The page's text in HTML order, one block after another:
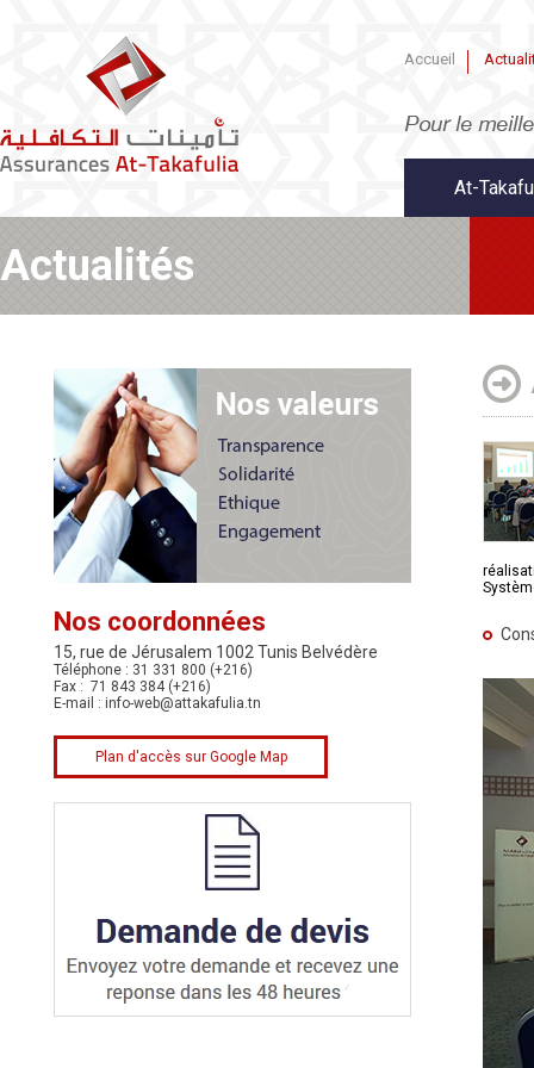
Accueil
At-
Actualités
Nos coordonnées
15, rue de Jérusalem 1002 Tunis Belvédère
Téléphone : 31 331 800 (+216)
Fax : 71 843 384 (+216)
E-mail : info-web@attakafulia.tn
Plan d'accès sur Google Map